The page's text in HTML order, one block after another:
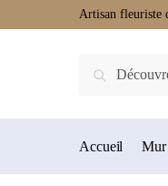
Artisan fleuriste
Recherche
Accueil Mur